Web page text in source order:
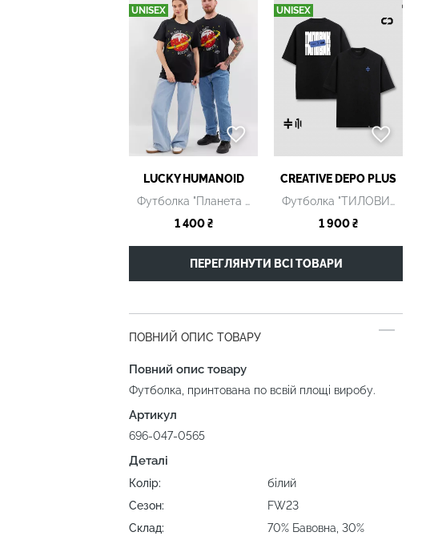
UNISEX
LUCKY НUMANOID
Футболка "Планета Борщ" темно-синя
1 400 ₴
UNISEX
CREATIVE DEPO PLUS
Футболка "ТИЛОВИК" чорна
1 900 ₴
ПЕРЕГЛЯНУТИ ВСІ ТОВАРИ
ПОВНИЙ ОПИС ТОВАРУ
Повний опис товару
Футболка, принтована по всвій площі виробу.
Артикул
696-047-0565
Деталі
Колір:
білий
Сезон:
FW23
Склад:
70% Бавовна, 30%